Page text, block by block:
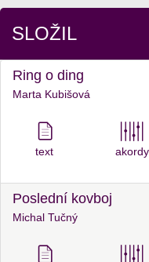
SLOŽIL
Ring o ding
Marta Kubišová
text akordy
Poslední kovboj
Michal Tučný